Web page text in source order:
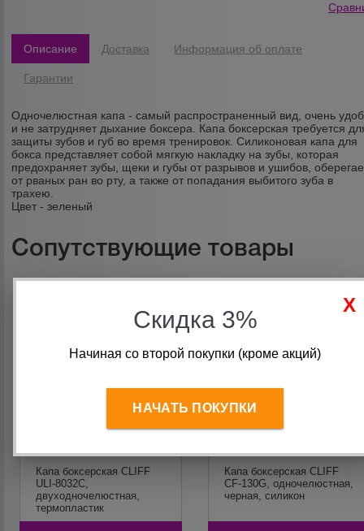
Описание Доставка Информация об оплате
Гарантии
Одночелюстная капа - самый распространенный вид, очень
и не затрудняет дыхание боксера. Капа боксерская требуется
защиты зубов и губ во время тренировок. Силиконовая капа для
бокса представляет собой мягкую накладку на зубы, которая
предохраняет зубы, щеки и губы от разрывов и ушибов,
от рваных ран во рту, а также от попадания выбитого зуба в
трахею.
Цвет - зеленый
Сопутствующие товары
Капа боксерская CLIFF
ULI-8032С,
двуходночелюстная,
термопластик
Капа боксерская CLIFF
CF-130G, одночелюстная,
черная, силикон
Скидка 3%
Начиная со второй покупки (кроме акций)
НАЧАТЬ ПОКУПКИ